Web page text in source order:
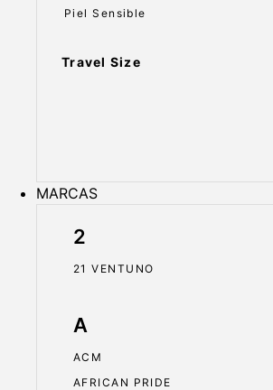
Piel Sensible
Travel Size
MARCAS
2
21 VENTUNO
A
ACM
AFRICAN PRIDE